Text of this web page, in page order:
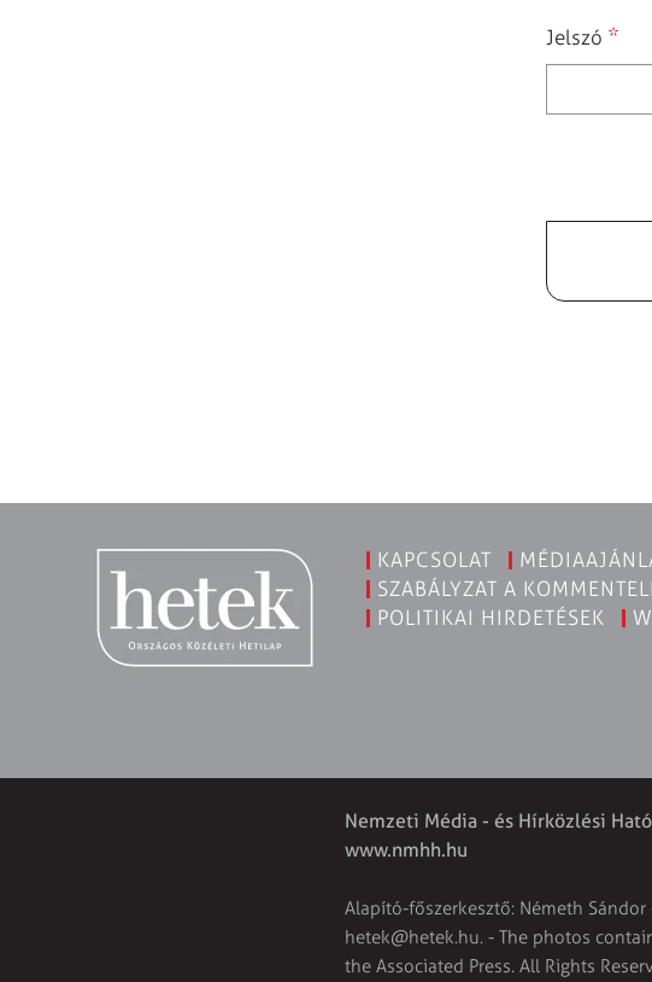
Jelszó *
KAPCSOLAT
SZABÁLYZAT A
POLITIKAI HIRDETÉSEK
Nemzeti Média - és Hírközlési
www.nmhh.hu
Alapító-főszerkesztő: Németh
hetek@hetek.hu. - The photos
the Associated Press. All Rights